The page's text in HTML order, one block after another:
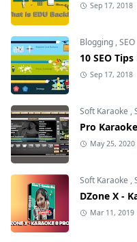
Sep 17, 2018
Blogging ,SEO
10 SEO
Sep 17, 2018
Soft Karaoke ,
Pro
May 25, 2020
Soft Karaoke ,
DZone X -
Mar 11, 2019